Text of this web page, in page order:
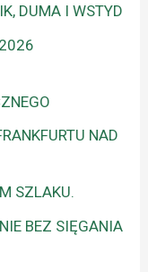
DUMA I WSTYD
NAD
SZLAKU.
BEZ SIĘGANIA